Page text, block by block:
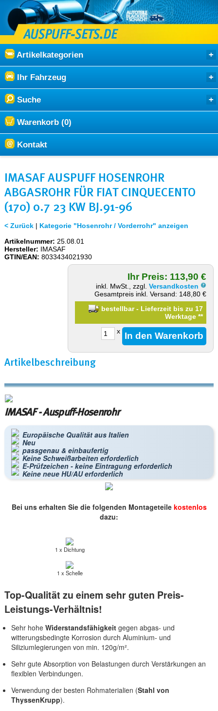
Artikelkategorien
Ihr Fahrzeug
Suche
Warenkorb (0)
Kontakt
IMASAF AUSPUFF HOSENROHR
ABGASROHR FÜR FIAT CINQUECENTO
(170) 0.7 23 KW BJ.91-96
< Zurück| Kategorie "Hosenrohr / Vorderrohr" anzeigen
Artikelnummer: 25.08.01
Hersteller: IMASAF
GTIN/EAN: 8033434021930
Ihr Preis: 113,90 €
inkl. MwSt., zzgl.Versandkosten
Gesamtpreis inkl. Versand: 148,80 €
bestellbar - Lieferzeit bis zu 17
Werktage**
x
Artikelbeschreibung
IMASAF - Auspuff-Hosenrohr
Europäische Qualität aus Italien
Neu
passgenau & einbaufertig
Keine Schweißarbeiten erforderlich
E-Prüfzeichen - keine Eintragung erforderlich
Keine neue HU/AU erforderlich
Bei uns erhalten Sie die folgenden Montageteile kostenlos
dazu:
1 x Dichtung
1 x Schelle
Top-Qualität zu einem sehr guten Preis-
Leistungs-Verhältnis!
Sehr hohe Widerstandsfähigkeit gegen abgas- und
witterungsbedingte Korrosion durch Aluminium- und
Siliziumlegierungen von min. 120g/m².
Sehr gute Absorption von Belastungen durch Verstärkungen an
flexiblen Verbindungen.
Verwendung der besten Rohmaterialien (Stahl von
ThyssenKrupp).